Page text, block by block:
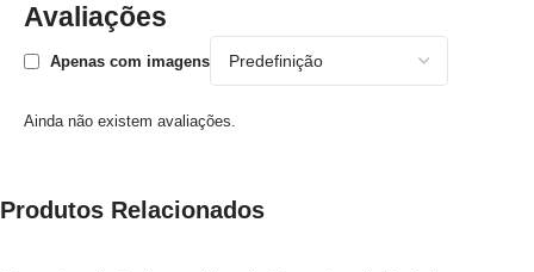
Avaliações
Apenas com imagens
Ainda não existem avaliações.
Produtos Relacionados